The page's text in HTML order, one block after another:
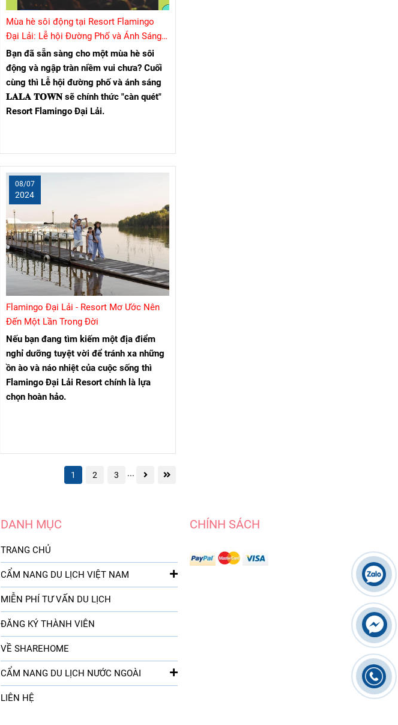
Mùa hè sôi động tại Resort Flamingo
Đại Lải: Lễ hội Đường Phố và Ánh Sáng
LALA TOWN sắp đổ bộ !!!
Bạn đã sẵn sàng cho một mùa hè sôi
động và ngập tràn niềm vui chưa? Cuối
cùng thì Lễ hội đường phố và ánh sáng
𝐋𝐀𝐋𝐀 𝐓𝐎𝐖𝐍 sẽ chính thức "càn quét"
Resort Flamingo Đại Lải.
Flamingo Đại Lải - Resort Mơ Ước Nên
Đến Một Lần Trong Đời
08/07
2024
Nếu bạn đang tìm kiếm một địa điểm
nghỉ dưỡng tuyệt vời để tránh xa những
ồn ào và náo nhiệt của cuộc sống thì
Flamingo Đại Lải Resort chính là lựa
chọn hoàn hảo.
1 2 3 ...
DANH MỤC
TRANG CHỦ
CẨM NANG DU LỊCH VIỆT NAM
MIỄN PHÍ TƯ VẤN DU LỊCH
ĐĂNG KÝ THÀNH VIÊN
VỀ SHAREHOME
CẨM NANG DU LỊCH NƯỚC NGOÀI
LIÊN HỆ
CHÍNH SÁCH